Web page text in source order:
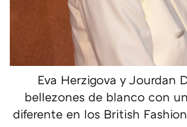
Eva Herzigova y Jourdan
bellezones de blanco con
diferente en los British